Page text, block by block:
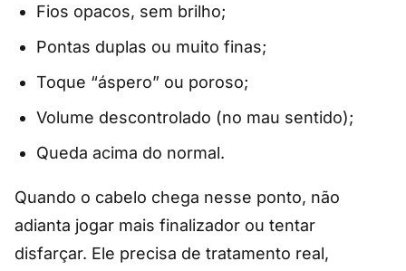
Fios opacos, sem brilho;
Pontas duplas ou muito finas;
Toque “áspero” ou poroso;
Volume descontrolado (no mau sentido);
Queda acima do normal.
Quando o cabelo chega nesse ponto, não
adianta jogar mais finalizador ou tentar
disfarçar. Ele precisa de tratamento real,